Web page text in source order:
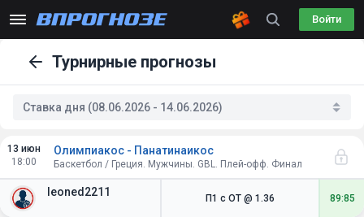
Войти
Турнирные прогнозы
Ставка дня (08.06.2026 - 14.06.2026)
13 июн
18:00
leoned2211
Олимпиакос - Панатинаикос
Баскетбол / Греция. Мужчины. GBL. Плей-офф. Финал
П1 с ОТ @ 1.36 89:85